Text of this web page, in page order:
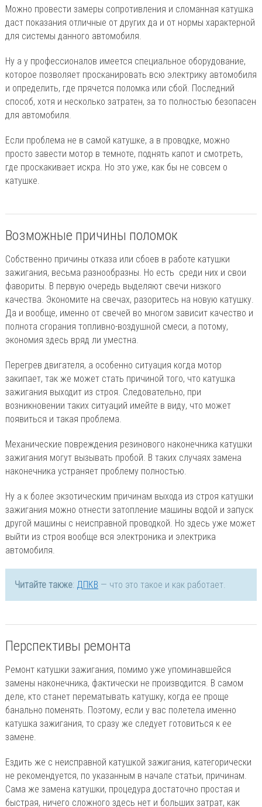
Можно провести замеры сопротивления и сломанная катушка
даст показания отличные от других да и от нормы характерной
для системы данного автомобиля.
Ну а у профессионалов имеется специальное оборудование,
которое позволяет просканировать всю электрику автомобиля
и определить, где прячется поломка или сбой. Последний
способ, хотя и несколько затратен, за то полностью безопасен
для автомобиля.
Если проблема не в самой катушке, а в проводке, можно
просто завести мотор в темноте, поднять капот и смотреть,
где проскакивает искра. Но это уже, как бы не совсем о
катушке.
Возможные причины поломок
Собственно причины отказа или сбоев в работе катушки
зажигания, весьма разнообразны. Но есть среди них и свои
фавориты. В первую очередь выделяют свечи низкого
качества. Экономите на свечах, разоритесь на новую катушку.
Да и вообще, именно от свечей во многом зависит качество и
полнота сгорания топливно-воздушной смеси, а потому,
экономия здесь вряд ли уместна.
Перегрев двигателя, а особенно ситуация когда мотор
закипает, так же может стать причиной того, что катушка
зажигания выходит из строя. Следовательно, при
возникновении таких ситуаций имейте в виду, что может
появиться и такая проблема.
Механические повреждения резинового наконечника катушки
зажигания могут вызывать пробой. В таких случаях замена
наконечника устраняет проблему полностью.
Ну а к более экзотическим причинам выхода из строя катушки
зажигания можно отнести затопление машины водой и запуск
другой машины с неисправной проводкой. Но здесь уже может
выйти из строя вообще вся электроника и электрика
автомобиля.
Читайте также: ДПКВ — что это такое и как работает.
Перспективы ремонта
Ремонт катушки зажигания, помимо уже упоминавшейся
замены наконечника, фактически не производится. В самом
деле, кто станет перематывать катушку, когда ее проще
банально поменять. Поэтому, если у вас полетела именно
катушка зажигания, то сразу же следует готовиться к ее
замене.
Ездить же с неисправной катушкой зажигания, категорически
не рекомендуется, по указанным в начале статьи, причинам.
Сама же замена катушки, процедура достаточно простая и
быстрая, ничего сложного здесь нет и больших затрат, как